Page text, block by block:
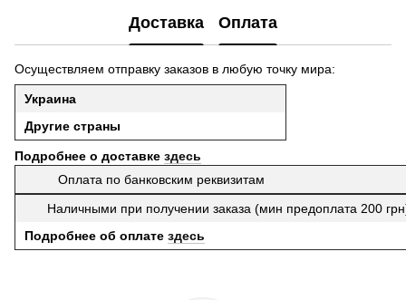
Доставка Оплата
Осуществляем отправку заказов в любую точку мира:
Украина
Другие страны
Подробнее о доставке здесь
Оплата по банковским реквизитам
Наличными при получении заказа (мин предоплата 200
Подробнее об оплате здесь